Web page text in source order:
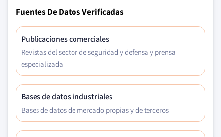
Fuentes De Datos Verificadas
Publicaciones comerciales
Revistas del sector de seguridad y defensa y prensa
especializada
Bases de datos industriales
Bases de datos de mercado propias y de terceros